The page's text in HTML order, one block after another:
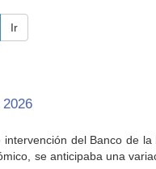
Ir
del Banco de la
se anticipaba una